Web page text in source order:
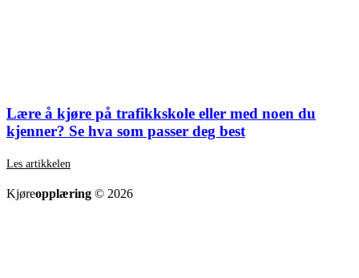
Lære å kjøre på trafikkskole eller med noen du
kjenner? Se hva som passer deg best
Les artikkelen
Kjøreopplæring © 2026